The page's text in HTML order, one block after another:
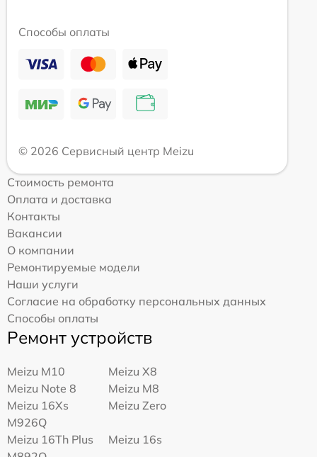
Способы оплаты
© 2026 Сервисный центр Meizu
Стоимость ремонта
Оплата и доставка
Контакты
Вакансии
О компании
Ремонтируемые модели
Наши услуги
Согласие на обработку персональных данных
Способы оплаты
Ремонт устройств
Meizu M10
Meizu X8
Meizu Note 8
Meizu M8
Meizu 16Xs
M926Q
Meizu Zero
Meizu 16Th Plus
Meizu 16s